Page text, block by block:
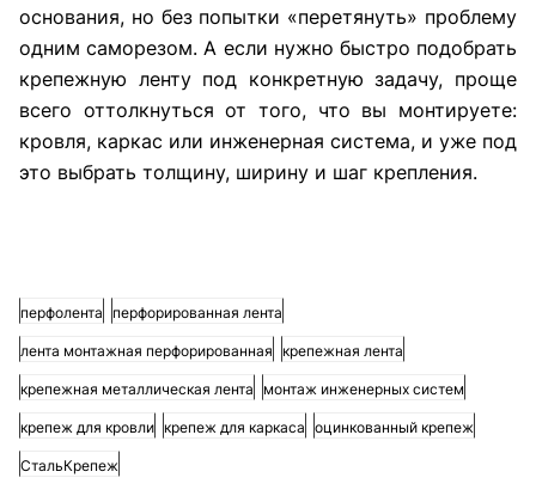
основания, но без попытки «перетянуть» проблему
одним саморезом. А если нужно быстро подобрать
крепежную ленту под конкретную задачу, проще
всего оттолкнуться от того, что вы монтируете:
кровля, каркас или инженерная система, и уже под
это выбрать толщину, ширину и шаг крепления.
перфолента перфорированная лента
лента монтажная перфорированная крепежная лента
крепежная металлическая лента монтаж инженерных систем
крепеж для кровли крепеж для каркаса оцинкованный крепеж
СтальКрепеж